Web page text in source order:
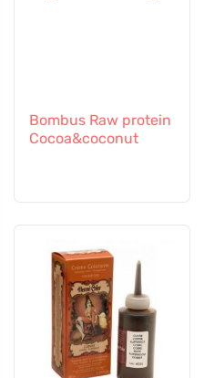
Bombus Raw protein
Cocoa&coconut